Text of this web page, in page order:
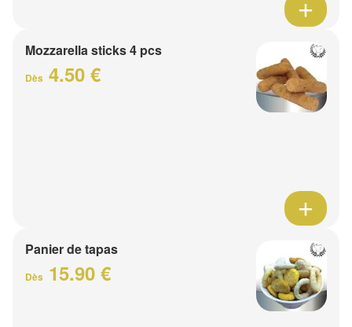
Mozzarella sticks 4 pcs
Dès 4.50 €
Panier de tapas
Dès 15.90 €